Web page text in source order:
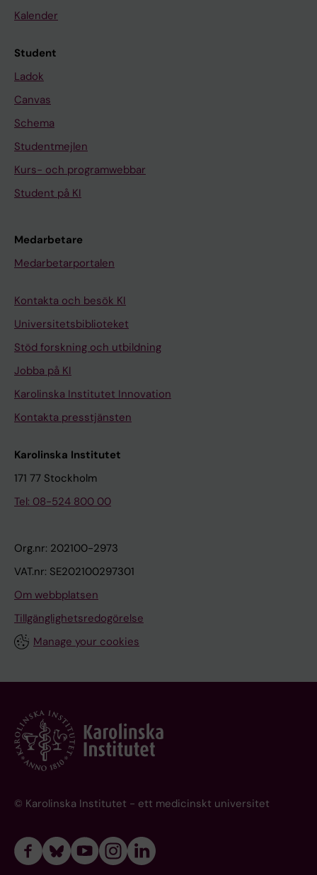
Kalender
Student
Ladok
Canvas
Schema
Studentmejlen
Kurs- och programwebbar
Student på KI
Medarbetare
Medarbetarportalen
Kontakta och besök KI
Universitetsbiblioteket
Stöd forskning och utbildning
Jobba på KI
Karolinska Institutet Innovation
Kontakta presstjänsten
Karolinska Institutet
171 77 Stockholm
Tel: 08-524 800 00
Org.nr: 202100-2973
VAT.nr: SE202100297301
Om webbplatsen
Tillgänglighetsredogörelse
Manage your cookies
© Karolinska Institutet - ett medicinskt universitet